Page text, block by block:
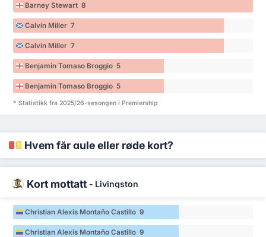
Barney Stewart 8
Calvin Miller 7
Calvin Miller 7
Benjamin Tomaso Broggio 5
Benjamin Tomaso Broggio 5
* Statistikk fra 2025/26-sesongen i Premiership
Hvem får gule eller røde kort?
Kort mottatt - Livingston
Christian Alexis Montaño Castillo 9
Christian Alexis Montaño Castillo 9